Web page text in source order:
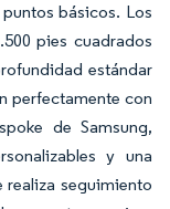
básicos. Los
pies cuadrados
estándar
perfectamente con
de Samsung,
y una
realiza seguimiento